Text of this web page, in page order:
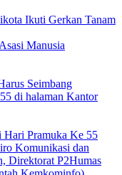
Ikuti Gerkan Tanam
Seimbang
Pramuka Ke 55